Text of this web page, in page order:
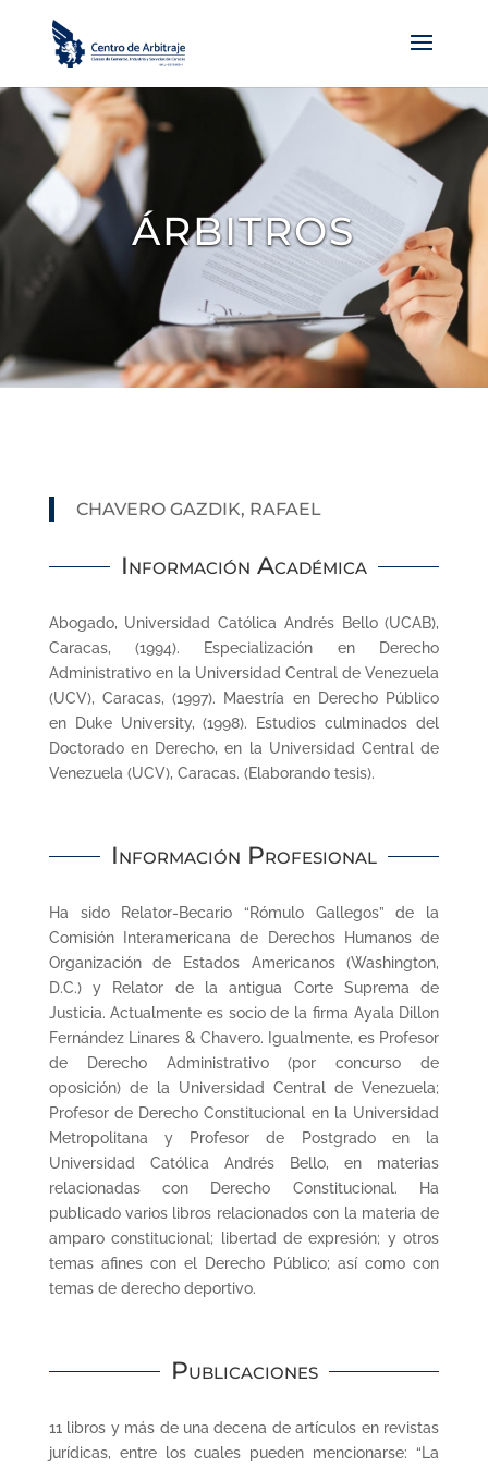
ÁRBITROS
CHAVERO GAZDIK, RAFAEL
Información Académica
Abogado, Universidad Católica Andrés Bello (UCAB),
Caracas, (1994). Especialización en Derecho
Administrativo en la Universidad Central de Venezuela
(UCV), Caracas, (1997). Maestría en Derecho Público
en Duke University, (1998). Estudios culminados del
Doctorado en Derecho, en la Universidad Central de
Venezuela (UCV), Caracas. (Elaborando tesis).
Información Profesional
Ha sido Relator-Becario “Rómulo Gallegos” de la
Comisión Interamericana de Derechos Humanos de
Organización de Estados Americanos (Washington,
D.C.) y Relator de la antigua Corte Suprema de
Justicia. Actualmente es socio de la firma Ayala Dillon
Fernández Linares & Chavero. Igualmente, es Profesor
de Derecho Administrativo (por concurso de
oposición) de la Universidad Central de Venezuela;
Profesor de Derecho Constitucional en la Universidad
Metropolitana y Profesor de Postgrado en la
Universidad Católica Andrés Bello, en materias
relacionadas con Derecho Constitucional. Ha
publicado varios libros relacionados con la materia de
amparo constitucional; libertad de expresión; y otros
temas afines con el Derecho Público; así como con
temas de derecho deportivo.
Publicaciones
11 libros y más de una decena de artículos en revistas
jurídicas, entre los cuales pueden mencionarse: “La